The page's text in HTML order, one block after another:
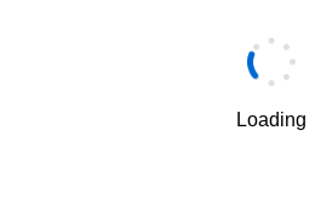
Loading